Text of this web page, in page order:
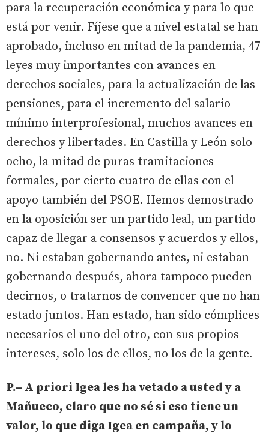
para la recuperación económica y para lo que
está por venir. Fíjese que a nivel estatal se han
aprobado, incluso en mitad de la pandemia, 47
leyes muy importantes con avances en
derechos sociales, para la actualización de las
pensiones, para el incremento del salario
mínimo interprofesional, muchos avances en
derechos y libertades. En Castilla y León solo
ocho, la mitad de puras tramitaciones
formales, por cierto cuatro de ellas con el
apoyo también del PSOE. Hemos demostrado
en la oposición ser un partido leal, un partido
capaz de llegar a consensos y acuerdos y ellos,
no. Ni estaban gobernando antes, ni estaban
gobernando después, ahora tampoco pueden
decirnos, o tratarnos de convencer que no han
estado juntos. Han estado, han sido cómplices
necesarios el uno del otro, con sus propios
intereses, solo los de ellos, no los de la gente.
P.– A priori Igea les ha vetado a usted y a
Mañueco, claro que no sé si eso tiene un
valor, lo que diga Igea en campaña, y lo